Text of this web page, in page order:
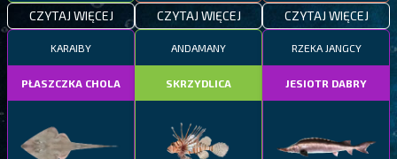
CZYTAJ WIĘCEJ CZYTAJ WIĘCEJ CZYTAJ WIĘCEJ
KARAIBY
PŁASZCZKA CHOLA
ANDAMANY
SKRZYDLICA
RZEKA JANGCY
JESIOTR DABRY